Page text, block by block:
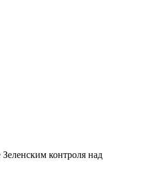
контроля над